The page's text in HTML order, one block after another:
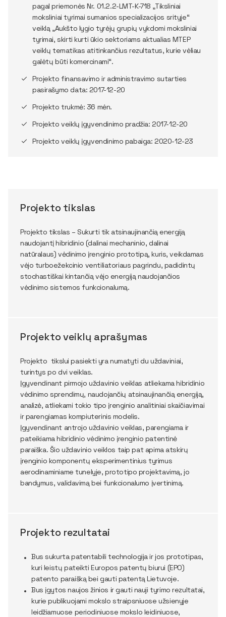
pagal priemonės Nr. 01.2.2-LMT-K-718 „Tiksliniai
moksliniai tyrimai sumanios specializacijos srityje“
veiklą „Aukšto lygio tyrėjų grupių vykdomi moksliniai
tyrimai, skirti kurti ūkio sektoriams aktualias MTEP
veiklų tematikas atitinkančius rezultatus, kurie vėliau
galėtų būti komercinami“.
Projekto finansavimo ir administravimo sutarties
pasirašymo data: 2017-12-20
Projekto trukmė: 36 mėn.
Projekto veiklų įgyvendinimo pradžia: 2017-12-20
Projekto veiklų įgyvendinimo pabaiga: 2020-12-23
Projekto tikslas
Projekto tikslas – Sukurti tik atsinaujinančią energiją
naudojantį hibridinio (dalinai mechaninio, dalinai
natūralaus) vėdinimo įrenginio prototipą, kuris, veikdamas
vėjo turboežekcinio ventiliatoriaus pagrindu, padidintų
stochastiškai kintančią vėjo energiją naudojančios
vėdinimo sistemos funkcionalumą.
Projekto veiklų aprašymas
Projekto tikslui pasiekti yra numatyti du uždaviniai,
turintys po dvi veiklas.
Įgyvendinant pirmojo uždavinio veiklas atliekama hibridinio
vėdinimo sprendimų, naudojančių atsinaujinančią energiją,
analizė, atliekami tokio tipo įrenginio analitiniai skaičiavimai
ir parengiamas kompiuterinis modelis.
Įgyvendinant antrojo uždavinio veiklas, parengiama ir
pateikiama hibridinio vėdinimo įrenginio patentinė
paraiška. Šio uždavinio veiklos taip pat apima atskirų
įrenginio komponentų eksperimentinius tyrimus
aerodinaminiame tunelyje, prototipo projektavimą, jo
bandymus, validavimą bei funkcionalumo įvertinimą.
Projekto rezultatai
Bus sukurta patentabili technologija ir jos prototipas,
kuri leistų pateikti Europos patentų biurui (EPO)
patento paraišką bei gauti patentą Lietuvoje.
Bus įgytos naujos žinios ir gauti nauji tyrimo rezultatai,
kurie publikuojami mokslo straipsniuose užsienyje
leidžiamuose periodiniuose mokslo leidiniuose,